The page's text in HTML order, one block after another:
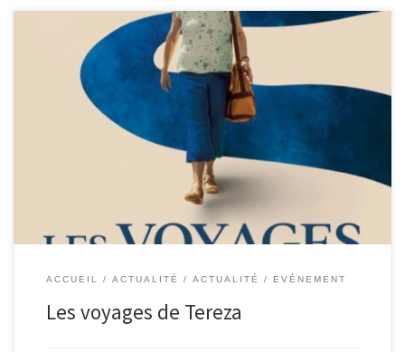
Mardi 17 février 2026 à 20h – Cinéma Le Rialto à Nice Séance spéciale
Dans le cadre de notre ciné-club queer « Gender Trouble »,
l’association Les Culottées et Les Ouvreurs, – avec le soutien du
cinéma Le Rialto à Nice -, présentent « Les voyages de Tereza » de
ACCUEIL ACTUALITÉ ACTUALITÉ EVÉNEMENT
Les voyages de Tereza